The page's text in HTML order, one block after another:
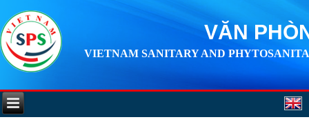
VĂN
VIETNAM SANITARY AND